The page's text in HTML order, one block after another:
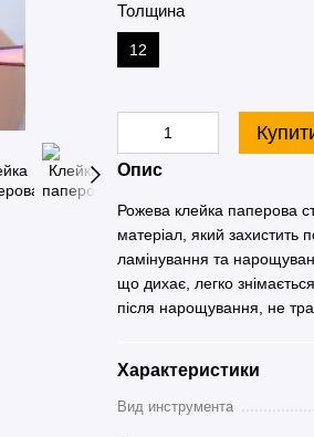
Толщина
12
Опис
Рожева клейка паперова
матеріал, який захистить
ламінування та
що дихає, легко
після нарощування, не
Характеристики
Вид инструмента